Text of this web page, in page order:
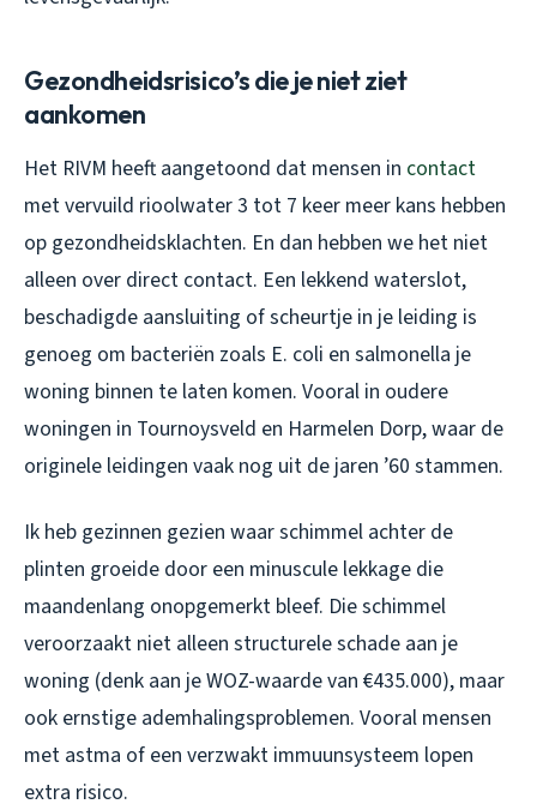
Gezondheidsrisico’s die je niet ziet
aankomen
Het RIVM heeft aangetoond dat mensen in contact
met vervuild rioolwater 3 tot 7 keer meer kans hebben
op gezondheidsklachten. En dan hebben we het niet
alleen over direct contact. Een lekkend waterslot,
beschadigde aansluiting of scheurtje in je leiding is
genoeg om bacteriën zoals E. coli en salmonella je
woning binnen te laten komen. Vooral in oudere
woningen in Tournoysveld en Harmelen Dorp, waar de
originele leidingen vaak nog uit de jaren ’60 stammen.
Ik heb gezinnen gezien waar schimmel achter de
plinten groeide door een minuscule lekkage die
maandenlang onopgemerkt bleef. Die schimmel
veroorzaakt niet alleen structurele schade aan je
woning (denk aan je WOZ-waarde van €435.000), maar
ook ernstige ademhalingsproblemen. Vooral mensen
met astma of een verzwakt immuunsysteem lopen
extra risico.